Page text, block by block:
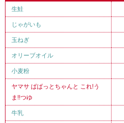
生鮭
じゃがいも
玉ねぎ
オリーブオイル
小麦粉
ヤマサ ぱぱっとちゃんと これ!う
ま!!つゆ
牛乳